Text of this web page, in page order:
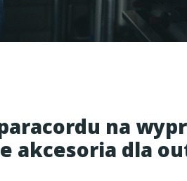
na
akcesoria dla